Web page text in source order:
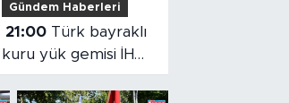
Gündem Haberleri
21:00
kuru yük gemisi İHA
saldırısına uğradı